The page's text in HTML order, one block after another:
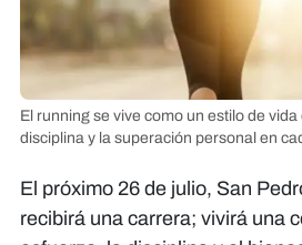
El running se vive como un estilo de
disciplina y la superación personal en
El próximo 26 de julio, San
recibirá una carrera; vivirá una